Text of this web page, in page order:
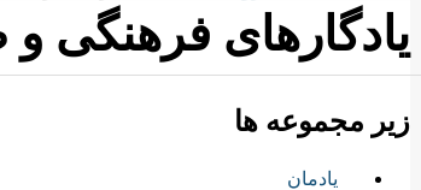
یادگارهای فرهنگی
زیر مجموعه ها
يادمان